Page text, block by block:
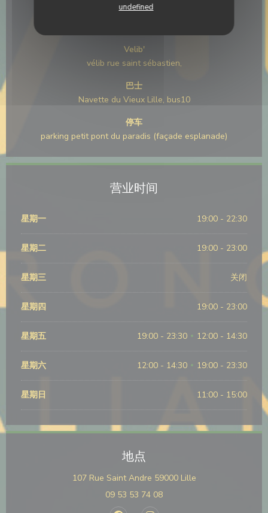
undefined
地铁
Velib'
vélib rue saint sébastien,
巴士
Navette du Vieux Lille, bus10
停车
parking petit pont du paradis (façade esplanade)
营业时间
星期一 19:00 - 22:30
星期二 19:00 - 23:00
星期三 关闭
星期四 19:00 - 23:00
星期五 19:00 - 23:30 • 12:00 - 14:30
星期六 12:00 - 14:30 • 19:00 - 23:30
星期日 11:00 - 15:00
地点
107 Rue Saint Andre 59000 Lille((在新窗口中打开))
09 53 53 74 08